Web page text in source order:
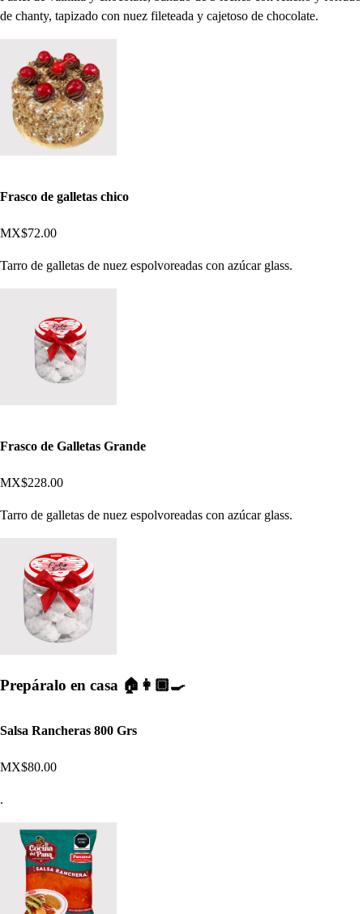
de chanty, tapizado con nuez fileteada y cajetoso de chocolate.
Frasco de galletas chico
MX$72.00
Tarro de galletas de nuez espolvoreadas con azúcar glass.
Frasco de Galletas Grande
MX$228.00
Tarro de galletas de nuez espolvoreadas con azúcar glass.
Prepáralo en casa 🏠👩🏿‍🍳​
Salsa Rancheras 800 Grs
MX$80.00
.